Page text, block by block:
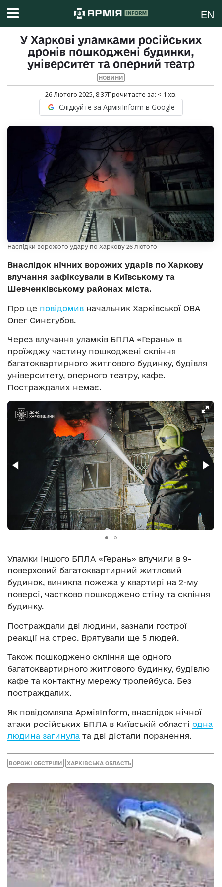
EN
У Харкові уламками російських
дронів пошкоджені будинки,
університет та оперний театр
НОВИНИ
26 Лютого 2025, 8:37Прочитаєте за: < 1 хв.
Слідкуйте за АрміяInform в Google
Наслідки ворожого удару по Харкову 26 лютого
Внаслідок нічних ворожих ударів по Харкову
влучання зафіксували в Київському та
Шевченківському районах міста.
Про це повідомив начальник Харківської ОВА
Олег Синєгубов.
Через влучання уламків БПЛА «Герань» в
проїжджу частину пошкоджені скління
багатоквартирного житлового будинку, будівля
університету, оперного театру, кафе.
Постраждалих немає.
Уламки іншого БПЛА «Герань» влучили в 9-
поверховий багатоквартирний житловий
будинок, виникла пожежа у квартирі на 2-му
поверсі, частково пошкоджено стіну та скління
будинку.
Постраждали дві людини, зазнали гострої
реакції на стрес. Врятували ще 5 людей.
Також пошкоджено скління ще одного
багатоквартирного житлового будинку, будівлю
кафе та контактну мережу тролейбуса. Без
постраждалих.
Як повідомляла АрміяInform, внаслідок нічної
атаки російських БПЛА в Київській області одна
людина загинула та дві дістали поранення.
ВОРОЖІ ОБСТРІЛИ ХАРКІВСЬКА ОБЛАСТЬ